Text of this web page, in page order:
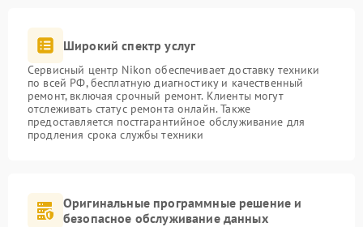
Широкий спектр услуг
Сервисный центр Nikon обеспечивает доставку техники
по всей РФ, бесплатную диагностику и качественный
ремонт, включая срочный ремонт. Клиенты могут
отслеживать статус ремонта онлайн. Также
предоставляется постгарантийное обслуживание для
продления срока службы техники
Оригинальные программные решение и
безопасное обслуживание данных